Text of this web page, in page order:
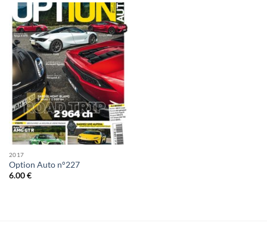
2017
Option Auto n°227
6.00€